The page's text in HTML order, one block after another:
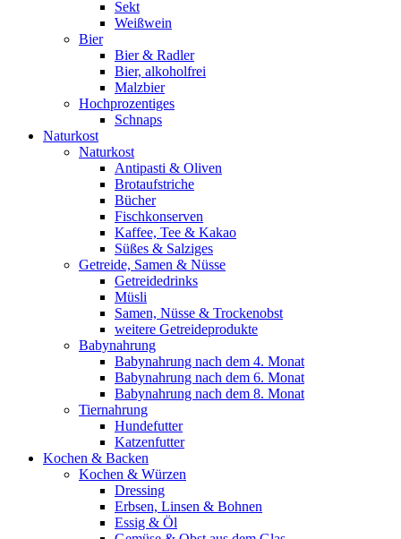
Sekt
Weißwein
Bier
Bier & Radler
Bier, alkoholfrei
Malzbier
Hochprozentiges
Schnaps
Naturkost
Naturkost
Antipasti & Oliven
Brotaufstriche
Bücher
Fischkonserven
Kaffee, Tee & Kakao
Süßes & Salziges
Getreide, Samen & Nüsse
Getreidedrinks
Müsli
Samen, Nüsse & Trockenobst
weitere Getreideprodukte
Babynahrung
Babynahrung nach dem 4. Monat
Babynahrung nach dem 6. Monat
Babynahrung nach dem 8. Monat
Tiernahrung
Hundefutter
Katzenfutter
Kochen & Backen
Kochen & Würzen
Dressing
Erbsen, Linsen & Bohnen
Essig & Öl